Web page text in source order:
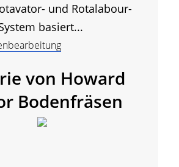
und Rotalabour-
basiert...
von Howard
Bodenfräsen